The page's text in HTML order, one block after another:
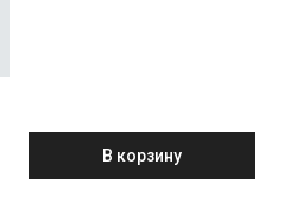
В корзину